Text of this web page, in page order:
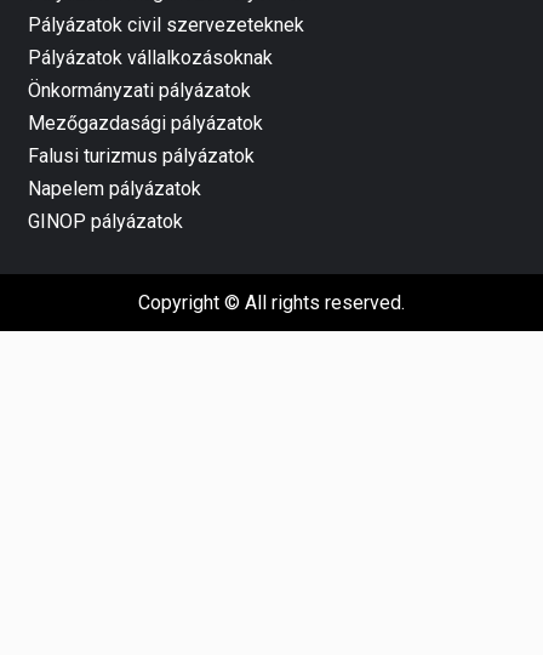
Pályázatok civil szervezeteknek
Pályázatok vállalkozásoknak
Önkormányzati pályázatok
Mezőgazdasági pályázatok
Falusi turizmus pályázatok
Napelem pályázatok
GINOP pályázatok
Copyright © All rights reserved.